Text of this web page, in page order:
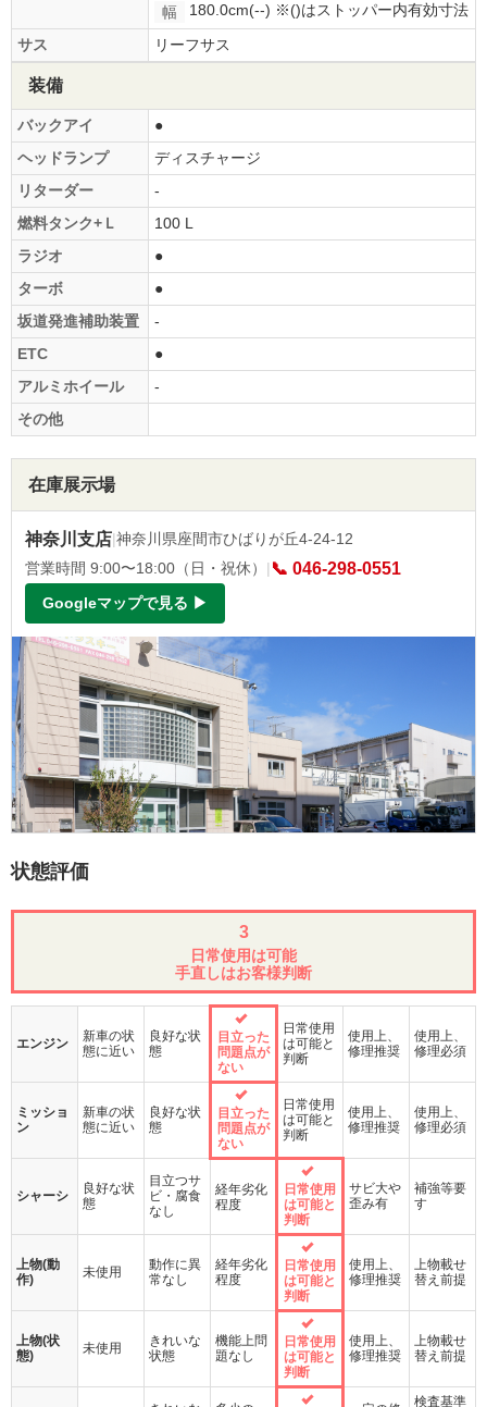
幅
180.0cm(--) ※()はストッパー内有効寸法
サス
リーフサス
装備
バックアイ
●
ヘッドランプ
ディスチャージ
リターダー
-
燃料タンク+Ｌ
100 L
ラジオ
●
ターボ
●
坂道発進補助装置
-
ETC
●
アルミホイール
-
その他
在庫展示場
神奈川支店|神奈川県座間市ひばりが丘4-24-12
営業時間 9:00〜18:00（日・祝休） | 📞 046-298-0551
Googleマップで見る ▶
状態評価
3
日常使用は可能
手直しはお客様判断
エンジン
新車の状
態に近い
良好な状
態
目立った
問題点が
ない
日常使用
は可能と
判断
使用上、
修理推奨
使用上、
修理必須
ミッショ
ン
新車の状
態に近い
良好な状
態
目立った
問題点が
ない
日常使用
は可能と
判断
使用上、
修理推奨
使用上、
修理必須
シャーシ
良好な状
態
目立つサ
ビ・腐食
なし
経年劣化
程度
日常使用
は可能と
判断
サビ大や
歪み有
補強等要
す
上物(動
作)
未使用
動作に異
常なし
経年劣化
程度
日常使用
は可能と
判断
使用上、
修理推奨
上物載せ
替え前提
上物(状
態)
未使用
きれいな
状態
機能上問
題なし
日常使用
は可能と
判断
使用上、
修理推奨
上物載せ
替え前提
検査基準